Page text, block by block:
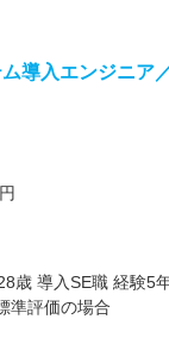
ム導入エンジニア
準評価の場合